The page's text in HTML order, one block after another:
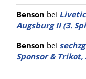
Benson bei
Augsburg II (3.
Benson bei
Sponsor & Trikot,